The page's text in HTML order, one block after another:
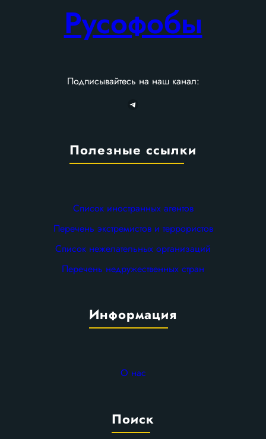
Русофобы
Подписывайтесь на наш канал:
Telegram
Полезные ссылки
Список иностранных агентов
Перечень экстремистов и террористов
Список нежелательных организаций
Перечень недружественных стран
Информация
О нас
Поиск